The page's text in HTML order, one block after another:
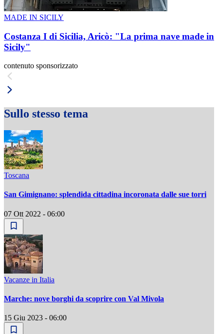
MADE IN SICILY
Costanza I di Sicilia, Aricò: "La prima nave made in
Sicily"
contenuto sponsorizzato
Sullo stesso tema
Toscana
San Gimignano: splendida cittadina incoronata dalle sue torri
07 Ott 2022 - 06:00
Vacanze in Italia
Marche: nove borghi da scoprire con Val Mivola
15 Giu 2023 - 06:00